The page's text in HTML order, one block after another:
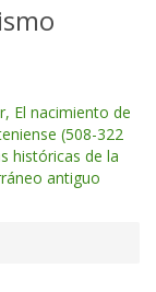
El nacimiento de
(508-322
históricas de la
antiguo